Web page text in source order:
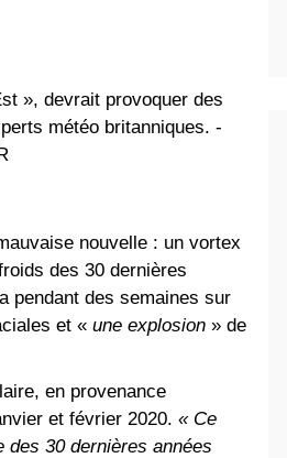
nouvelle : un vortex
des 30 dernières
pendant des semaines sur
et « une explosion » de
en provenance
et février 2020. « Ce
des 30 dernières années